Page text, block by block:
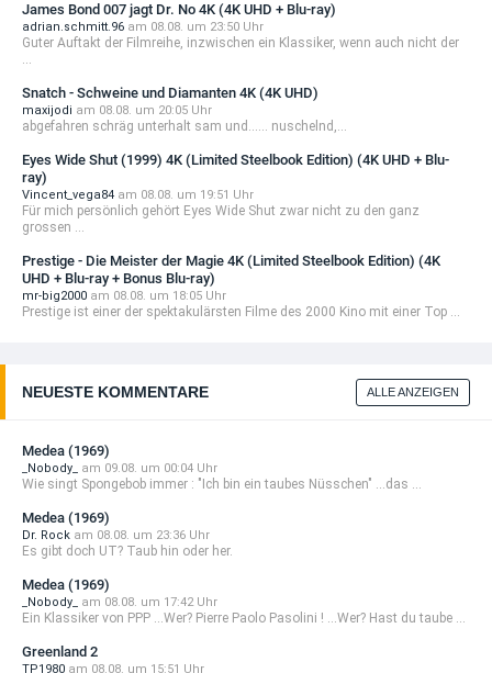
James Bond 007 jagt Dr. No 4K (4K UHD + Blu-ray)
adrian.schmitt.96 am 08.08. um 23:50 Uhr
Guter Auftakt der Filmreihe, inzwischen ein Klassiker, wenn auch nicht der
...
Snatch - Schweine und Diamanten 4K (4K UHD)
maxijodi am 08.08. um 20:05 Uhr
abgefahren schräg unterhalt sam und...... nuschelnd,...
Eyes Wide Shut (1999) 4K (Limited Steelbook Edition) (4K UHD + Blu-
ray)
Vincent_vega84 am 08.08. um 19:51 Uhr
Für mich persönlich gehört Eyes Wide Shut zwar nicht zu den ganz
grossen ...
Prestige - Die Meister der Magie 4K (Limited Steelbook Edition) (4K
UHD + Blu-ray + Bonus Blu-ray)
mr-big2000 am 08.08. um 18:05 Uhr
Prestige ist einer der spektakulärsten Filme des 2000 Kino mit einer Top ...
NEUESTE KOMMENTARE ALLE ANZEIGEN
Medea (1969)
_Nobody_ am 09.08. um 00:04 Uhr
Wie singt Spongebob immer : "Ich bin ein taubes Nüsschen" ...das ...
Medea (1969)
Dr. Rock am 08.08. um 23:36 Uhr
Es gibt doch UT? Taub hin oder her.
Medea (1969)
_Nobody_ am 08.08. um 17:42 Uhr
Ein Klassiker von PPP ...Wer? Pierre Paolo Pasolini ! ...Wer? Hast du taube ...
Greenland 2
TP1980 am 08.08. um 15:51 Uhr